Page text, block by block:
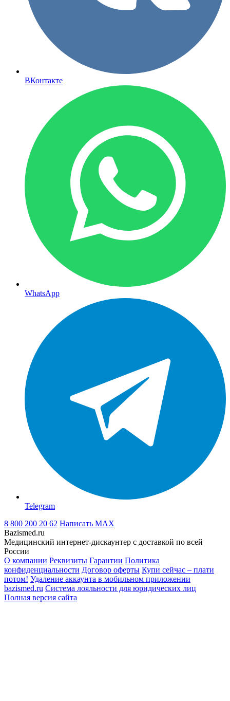
ВКонтакте
WhatsApp
Telegram
8 800 200 20 62 Написать MAX
Bazismed.ru
Медицинский интернет-дискаунтер с доставкой по всей
России
О компании Реквизиты Гарантии Политика
конфиденциальности Договор оферты Купи сейчас – плати
потом! Удаление аккаунта в мобильном приложении
bazismed.ru Система лояльности для юридических лиц
Полная версия сайта